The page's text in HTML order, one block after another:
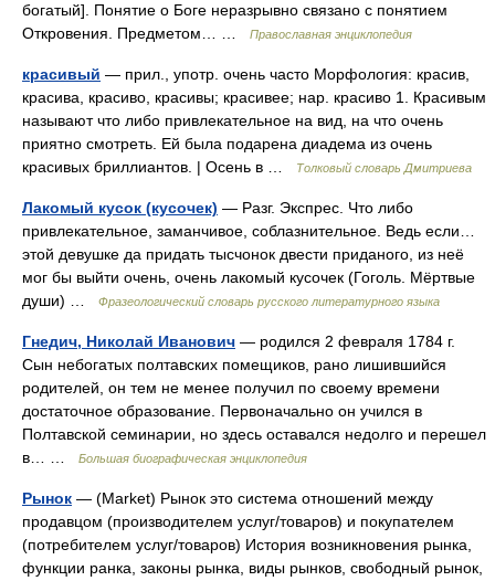
богатый]. Понятие о Боге неразрывно связано с понятием
Откровения. Предметом… …
Православная энциклопедия
красивый — прил., употр. очень часто Морфология: красив,
красива, красиво, красивы; красивее; нар. красиво 1. Красивым
называют что либо привлекательное на вид, на что очень
приятно смотреть. Ей была подарена диадема из очень
красивых бриллиантов. | Осень в …
Толковый словарь Дмитриева
Лакомый кусок (кусочек) — Разг. Экспрес. Что либо
привлекательное, заманчивое, соблазнительное. Ведь если…
этой девушке да придать тысчонок двести приданого, из неё
мог бы выйти очень, очень лакомый кусочек (Гоголь. Мёртвые
души) …
Фразеологический словарь русского литературного языка
Гнедич, Николай Иванович — родился 2 февраля 1784 г.
Сын небогатых полтавских помещиков, рано лишившийся
родителей, он тем не менее получил по своему времени
достаточное образование. Первоначально он учился в
Полтавской семинарии, но здесь оставался недолго и перешел
в… …
Большая биографическая энциклопедия
Рынок — (Market) Рынок это система отношений между
продавцом (производителем услуг/товаров) и покупателем
(потребителем услуг/товаров) История возникновения рынка,
функции ранка, законы рынка, виды рынков, свободный рынок,